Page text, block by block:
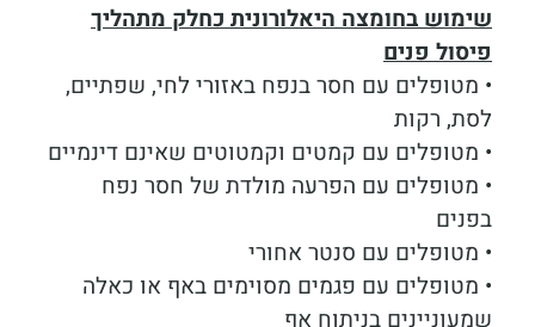
שימוש בחומצה היאלורונית כחלק מתהליך
פיסול פנים
• מטופלים עם חסר בנפח באזורי לחי, שפתיים,
לסת, רקות
• מטופלים עם קמטים וקמטוטים שאינם דינמיים
• מטופלים עם הפרעה מולדת של חסר נפח
בפנים
• מטופלים עם סנטר אחורי
• מטופלים עם פגמים מסוימים באף או כאלה
שמעוניינים בניתוח אף